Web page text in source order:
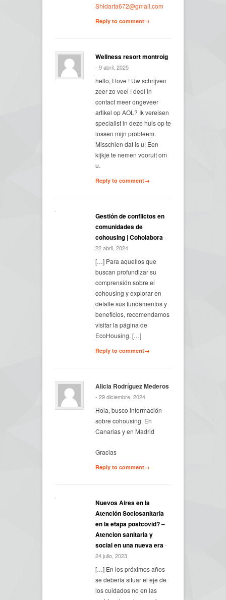
Shidarta672@gmail.com
Reply to comment→
Wellness resort montroig
- 9 abril, 2025
hello, I love ! Uw schrijven
zeer zo veel ! deel in
contact meer ongeveer
artikel op AOL? Ik vereisen
specialist in deze huis op te
lossen mijn probleem.
Misschien dat is u! Een
kijkje te nemen vooruit om
u.
Reply to comment→
Gestión de conflictos en
comunidades de
cohousing | Coholabora-
22 abril, 2024
[…] Para aquellos que
buscan profundizar su
comprensión sobre el
cohousing y explorar en
detalle sus fundamentos y
beneficios, recomendamos
visitar la página de
EcoHousing. […]
Reply to comment→
Alicia Rodríguez Mederos
- 29 diciembre, 2024
Hola, busco información
sobre cohousing. En
Canarias y en Madrid
Gracias
Reply to comment→
Nuevos Aires en la
Atención Sociosanitaria
en la etapa postcovid? –
Atencion sanitaria y
social en una nueva era-
24 julio, 2023
[…] En los próximos años
se debería situar el eje de
los cuidados no en las